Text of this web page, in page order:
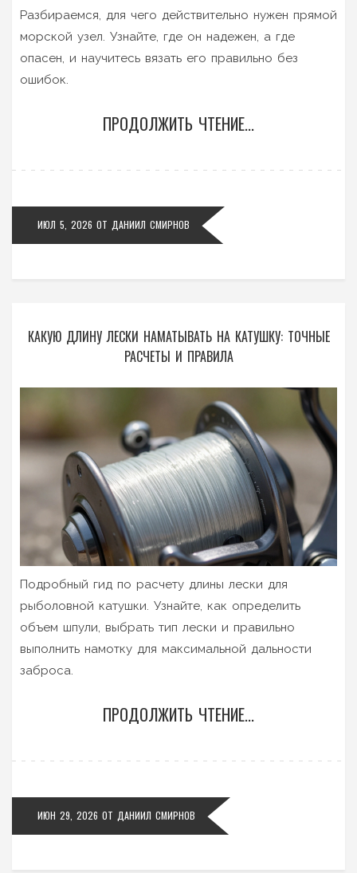
Разбираемся, для чего действительно нужен прямой
морской узел. Узнайте, где он надежен, а где
опасен, и научитесь вязать его правильно без
ошибок.
ПРОДОЛЖИТЬ ЧТЕНИЕ...
ИЮЛ 5, 2026 ОТ ДАНИИЛ СМИРНОВ
КАКУЮ ДЛИНУ ЛЕСКИ НАМАТЫВАТЬ НА КАТУШКУ: ТОЧНЫЕ
РАСЧЕТЫ И ПРАВИЛА
Подробный гид по расчету длины лески для
рыболовной катушки. Узнайте, как определить
объем шпули, выбрать тип лески и правильно
выполнить намотку для максимальной дальности
заброса.
ПРОДОЛЖИТЬ ЧТЕНИЕ...
ИЮН 29, 2026 ОТ ДАНИИЛ СМИРНОВ